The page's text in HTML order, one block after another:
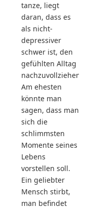
tanze, liegt
daran, dass es
als nicht-
depressiver
schwer ist, den
gefühlten Alltag
nachzuvollziehen.
Am ehesten
könnte man
sagen, dass man
sich die
schlimmsten
Momente seines
Lebens
vorstellen soll.
Ein geliebter
Mensch stirbt,
man befindet